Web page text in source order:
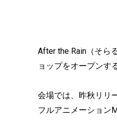
After the Rain（そら
ョップをオープンす
会場では、昨秋リリ
フルアニメーション